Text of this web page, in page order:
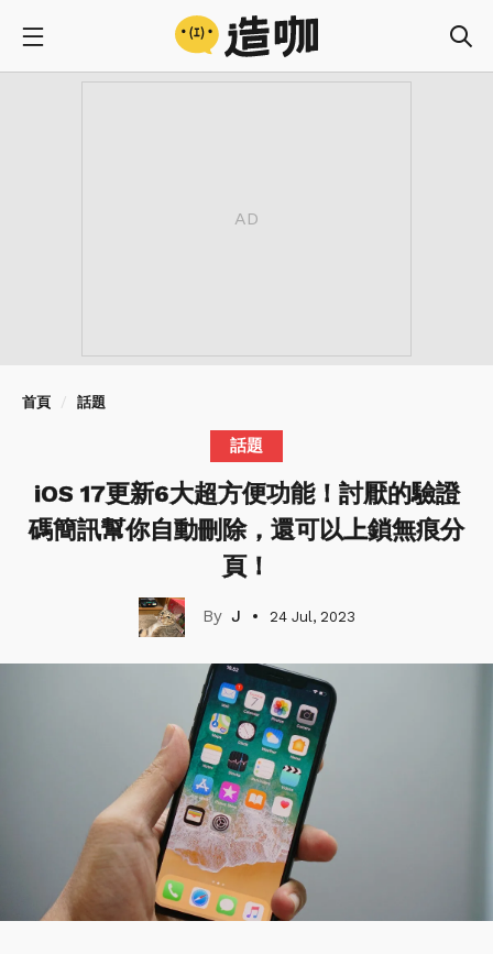
首頁 話題
話題
iOS 17更新6大超方便功能！討厭的驗證
碼簡訊幫你自動刪除，還可以上鎖無痕分
頁！
J 24 Jul, 2023